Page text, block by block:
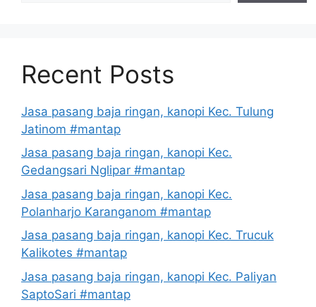
Recent Posts
Jasa pasang baja ringan, kanopi Kec. Tulung
Jatinom #mantap
Jasa pasang baja ringan, kanopi Kec.
Gedangsari Nglipar #mantap
Jasa pasang baja ringan, kanopi Kec.
Polanharjo Karanganom #mantap
Jasa pasang baja ringan, kanopi Kec. Trucuk
Kalikotes #mantap
Jasa pasang baja ringan, kanopi Kec. Paliyan
SaptoSari #mantap